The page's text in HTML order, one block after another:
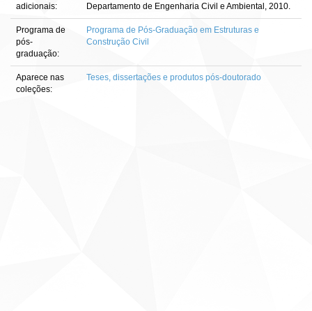
adicionais:
Departamento de Engenharia Civil e Ambiental, 2010.
Programa de
pós-
graduação:
Programa de Pós-Graduação em Estruturas e
Construção Civil
Aparece nas
coleções:
Teses, dissertações e produtos pós-doutorado